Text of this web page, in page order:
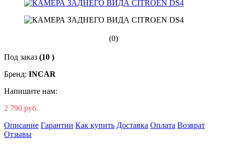
(0)
Под заказ (10 )
Бренд: INCAR
Напишите нам:
2 790 руб.
Описание Гарантии Как купить Доставка Оплата Возврат
Отзывы